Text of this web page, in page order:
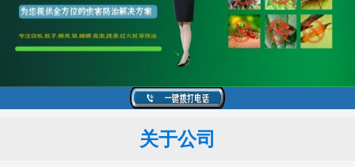
关于公司